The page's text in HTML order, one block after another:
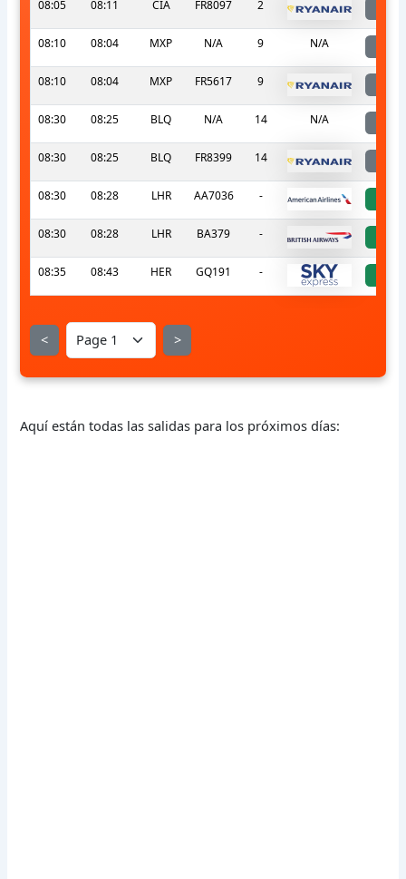
08:05 08:11 CIA FR8097 2
08:10 08:04 MXP N/A 9 N/A
08:10 08:04 MXP FR5617 9
08:30 08:25 BLQ N/A 14 N/A
08:30 08:25 BLQ FR8399 14
08:30 08:28 LHR AA7036 -
08:30 08:28 LHR BA379 -
08:35 08:43 HER GQ191 -
< >
Aquí están todas las salidas para los próximos días: